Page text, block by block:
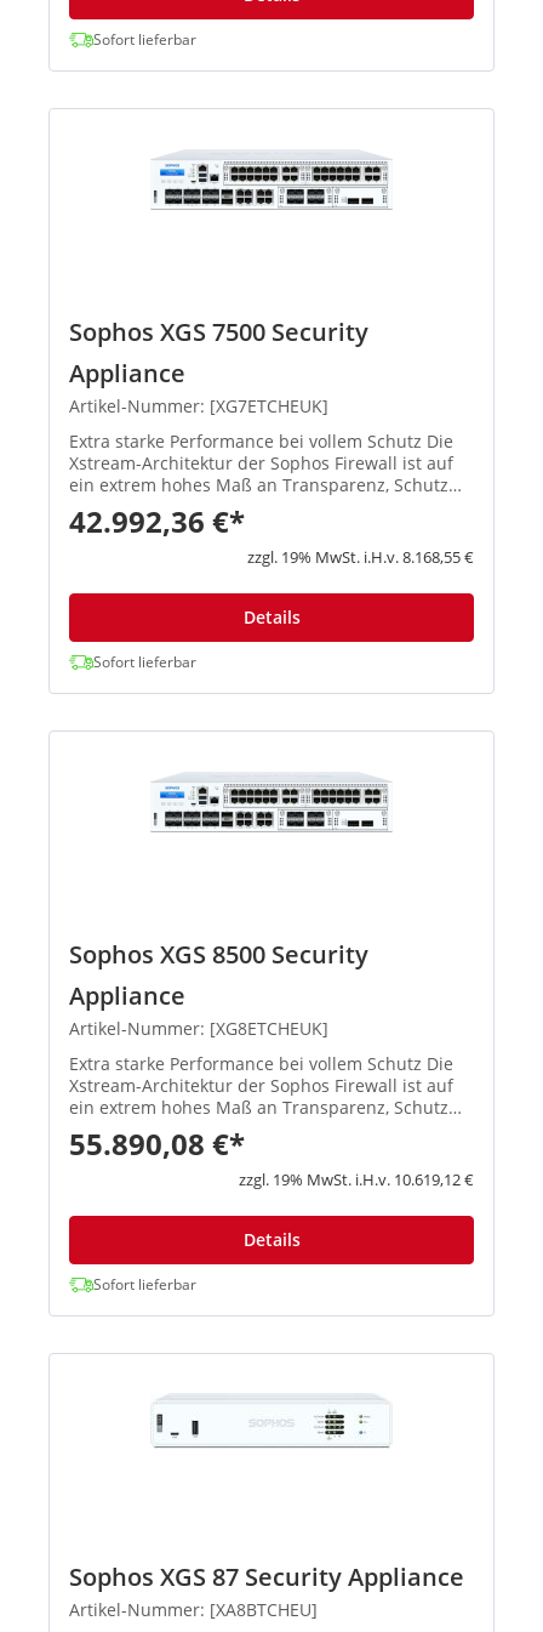
Sofort lieferbar
Sophos XGS 7500 Security
Appliance
Artikel-Nummer: [XG7ETCHEUK]
Extra starke Performance bei vollem Schutz Die
Xstream-Architektur der Sophos Firewall ist auf
ein extrem hohes Maß an Transparenz, Schutz
und Performance ausgelegt, damit
Administratoren die größten Herausforderungen
moderner Netzwerke spielend meis...
42.992,36 €*
zzgl. 19% MwSt. i.H.v. 8.168,55 €
Details
Sofort lieferbar
Sophos XGS 8500 Security
Appliance
Artikel-Nummer: [XG8ETCHEUK]
Extra starke Performance bei vollem Schutz Die
Xstream-Architektur der Sophos Firewall ist auf
ein extrem hohes Maß an Transparenz, Schutz
und Performance ausgelegt, damit
Administratoren die größten Herausforderungen
moderner Netzwerke spielend meis...
55.890,08 €*
zzgl. 19% MwSt. i.H.v. 10.619,12 €
Details
Sofort lieferbar
Sophos XGS 87 Security Appliance
Artikel-Nummer: [XA8BTCHEU]